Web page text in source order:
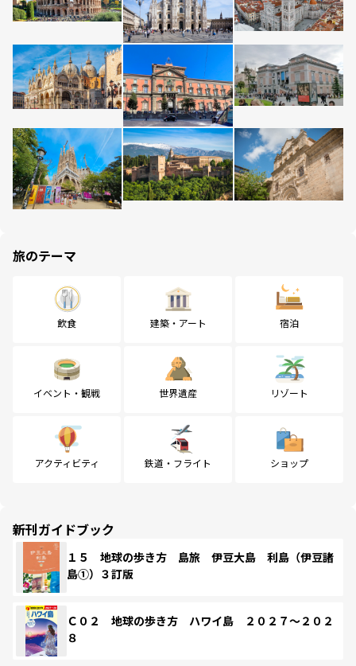
旅のテーマ
飲食 建築・アート 宿泊
イベント・観戦 世界遺産 リゾート
アクティビティ 鉄道・フライト ショップ
新刊ガイドブック
１５ 地球の歩き方 島旅 伊豆大島 利島（伊豆諸
島①）３訂版
Ｃ０２ 地球の歩き方 ハワイ島 ２０２７～２０２
８